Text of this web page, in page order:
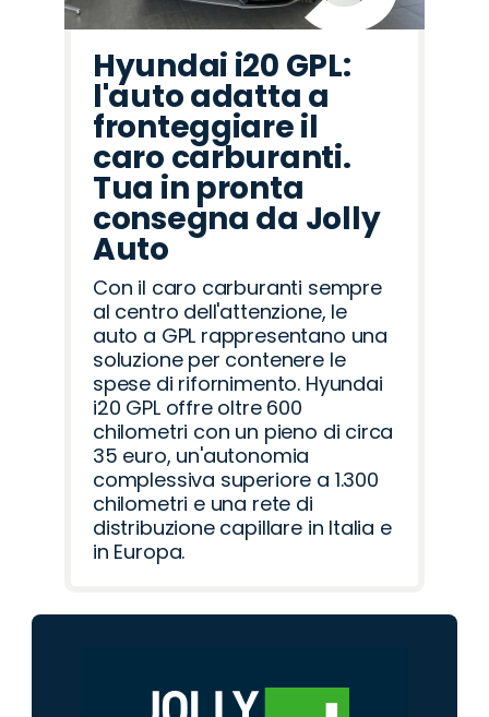
Hyundai i20 GPL:
l'auto adatta a
fronteggiare il
caro carburanti.
Tua in pronta
consegna da Jolly
Auto
Con il caro carburanti sempre
al centro dell'attenzione, le
auto a GPL rappresentano una
soluzione per contenere le
spese di rifornimento. Hyundai
i20 GPL offre oltre 600
chilometri con un pieno di circa
35 euro, un'autonomia
complessiva superiore a 1.300
chilometri e una rete di
distribuzione capillare in Italia e
in Europa.